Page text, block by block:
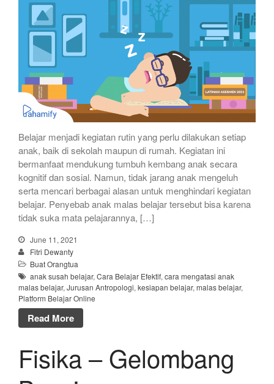
Belajar menjadi kegiatan rutin yang perlu dilakukan setiap
anak, baik di sekolah maupun di rumah. Kegiatan ini
bermanfaat mendukung tumbuh kembang anak secara
kognitif dan sosial. Namun, tidak jarang anak mengeluh
serta mencari berbagai alasan untuk menghindari kegiatan
belajar. Penyebab anak malas belajar tersebut bisa karena
tidak suka mata pelajarannya, […]
June 11, 2021
Fitri Dewanty
Buat Orangtua
anak susah belajar, Cara Belajar Efektif, cara mengatasi anak
malas belajar, Jurusan Antropologi, kesiapan belajar, malas belajar,
Platform Belajar Online
Read More
Fisika – Gelombang